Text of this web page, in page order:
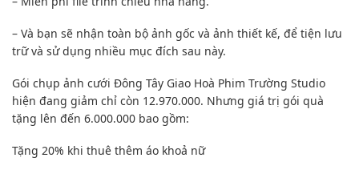
– Và bạn sẽ nhận toàn bộ ảnh gốc và ảnh thiết kế, để tiện lưu
trữ và sử dụng nhiều mục đích sau này.
Gói chụp ảnh cưới Đông Tây Giao Hoà Phim Trường Studio
hiện đang giảm chỉ còn 12.970.000. Nhưng giá trị gói quà
tặng lên đến 6.000.000 bao gồm:
Tặng 20% khi thuê thêm áo khoả nữ